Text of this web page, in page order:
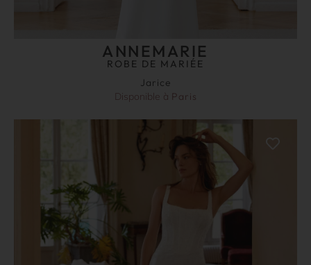
ANNEMARIE
ROBE DE MARIÉE
Jarice
Disponible à Paris